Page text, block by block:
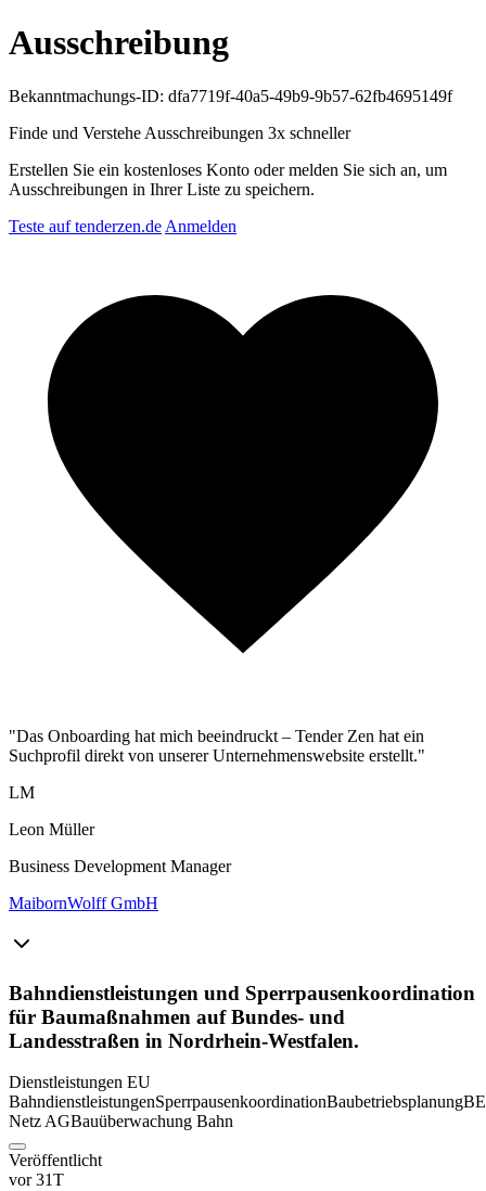
Ausschreibung
Bekanntmachungs-ID: dfa7719f-40a5-49b9-9b57-62fb4695149f
Finde und Verstehe Ausschreibungen 3x schneller
Erstellen Sie ein kostenloses Konto oder melden Sie sich an, um
Ausschreibungen in Ihrer Liste zu speichern.
Teste auf tenderzen.de Anmelden
"Das Onboarding hat mich beeindruckt – Tender Zen hat ein
Suchprofil direkt von unserer Unternehmenswebsite erstellt."
LM
Leon Müller
Business Development Manager
MaibornWolff GmbH
Bahndienstleistungen und Sperrpausenkoordination
für Baumaßnahmen auf Bundes- und
Landesstraßen in Nordrhein-Westfalen.
Dienstleistungen EU
BahndienstleistungenSperrpausenkoordinationBaubetriebsplanung
Netz AGBauüberwachung Bahn
Veröffentlicht
vor 31T